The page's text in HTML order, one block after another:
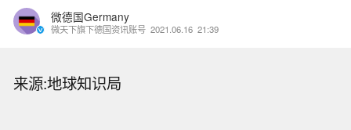
微德国Germany
微天下旗下德国资讯账号 2021.06.16 21:39
来源:地球知识局